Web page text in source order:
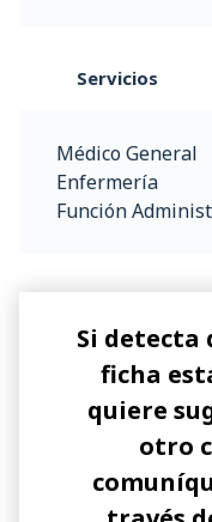
Servicios
Médico General
Enfermería
Función
Si detecta
ficha
quiere
otro